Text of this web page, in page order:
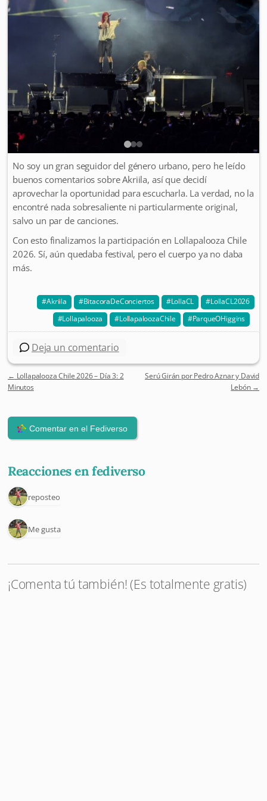
No soy un gran seguidor del género urbano, pero he leído
buenos comentarios sobre Akriila, así que decidí
aprovechar la oportunidad para escucharla. La verdad, no la
encontré nada sobresaliente ni particularmente original,
salvo un par de canciones.
Con esto finalizamos la participación en Lollapalooza Chile
2026. Sí, aún quedaba festival, pero el cuerpo ya no daba
más.
Akriila BitacoraDeConciertos LollaCL
LollaCL2026
Lollapalooza
LollapaloozaChile ParqueOHiggins
Deja un comentario
Post navigation
← Lollapalooza Chile 2026 – Día 3: 2
Minutos
Serú Girán por Pedro Aznar y David
Lebón →
Reacciones en fediverso
1 reposteo
1 Me gusta
¡Comenta tú también! (Es totalmente gratis)